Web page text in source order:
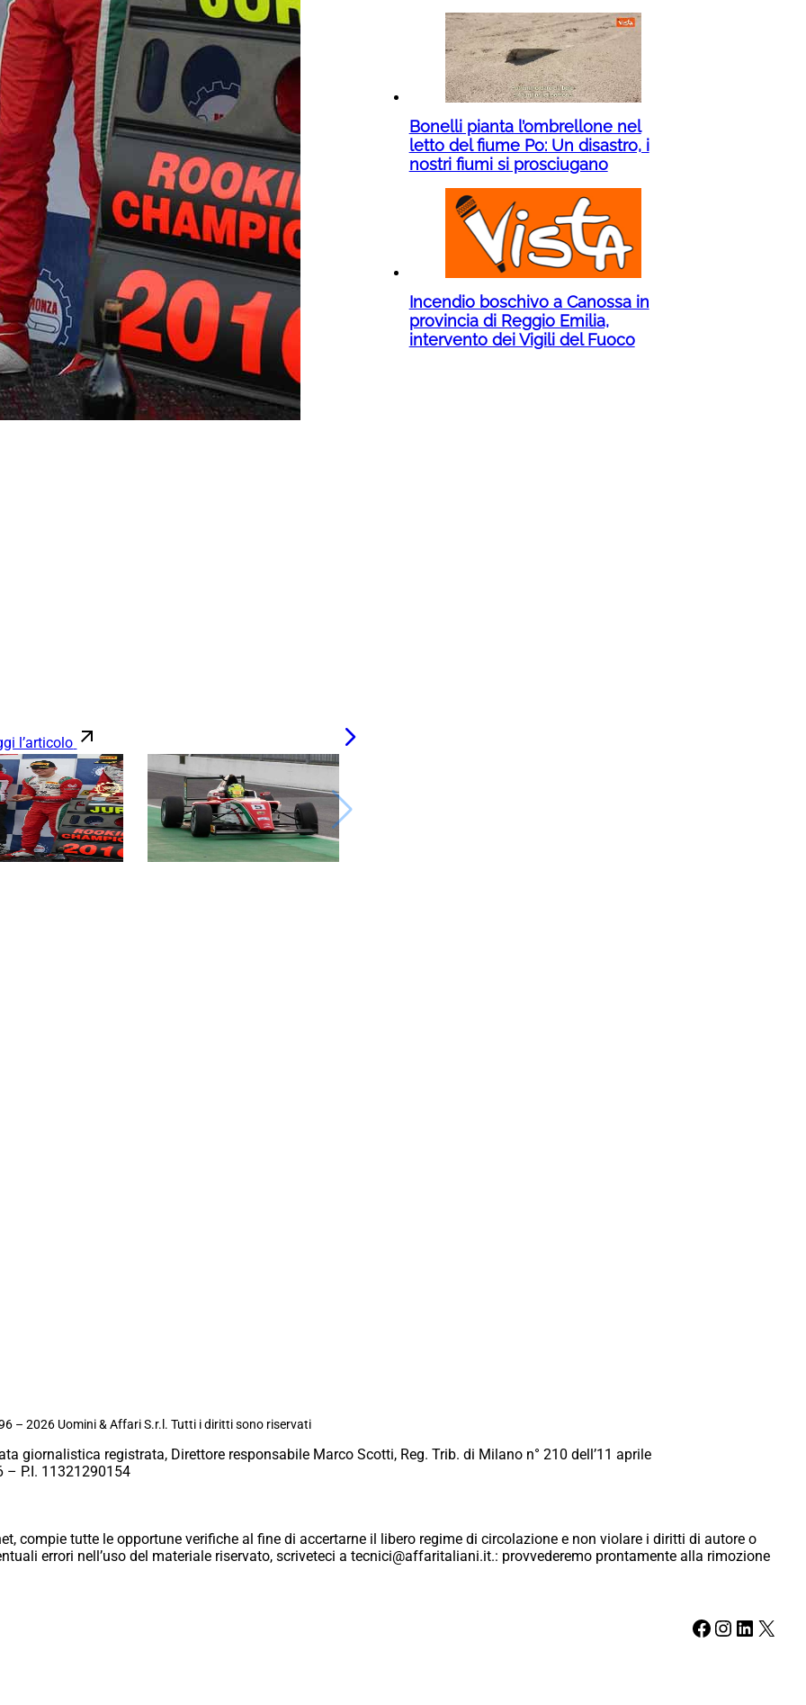
l’articolo
Bonelli pianta l’ombrellone nel
letto del fiume Po: Un disastro, i
nostri fiumi si prosciugano
Incendio boschivo a Canossa in
provincia di Reggio Emilia,
intervento dei Vigili del Fuoco
– 2026 Uomini & Affari S.r.l. Tutti i diritti sono riservati
giornalistica registrata, Direttore responsabile Marco Scotti, Reg. Trib. di Milano n° 210 dell’11 aprile
– P.I. 11321290154
compie tutte le opportune verifiche al fine di accertarne il libero regime di circolazione e non violare i diritti di autore o
errori nell’uso del materiale riservato, scriveteci a tecnici@affaritaliani.it.: provvederemo prontamente alla rimozione
Facebook Instagram LinkedIn X